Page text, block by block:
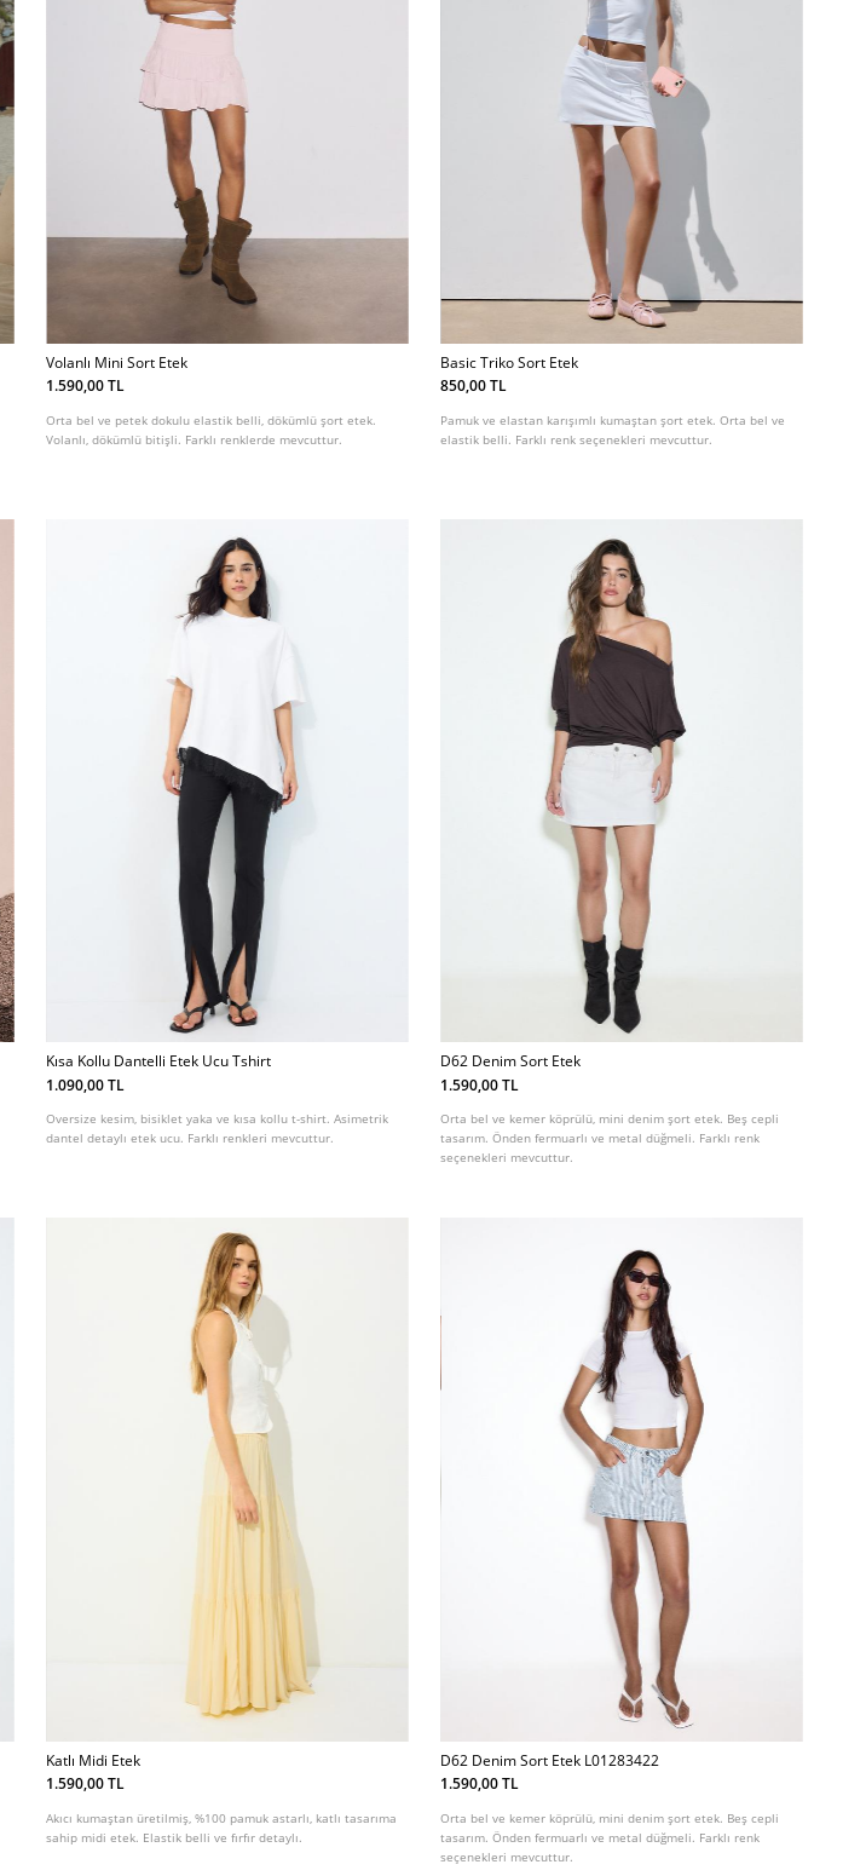
Volanlı Mini Sort Etek
1.590,00 TL
Orta bel ve petek dokulu elastik belli, dökümlü şort etek.
Volanlı, dökümlü bitişli. Farklı renklerde mevcuttur.
Basic Triko Sort Etek
850,00 TL
Pamuk ve elastan karışımlı kumaştan şort etek. Orta bel ve
elastik belli. Farklı renk seçenekleri mevcuttur.
Kısa Kollu Dantelli Etek Ucu Tshirt
1.090,00 TL
Oversize kesim, bisiklet yaka ve kısa kollu t-shirt. Asimetrik
dantel detaylı etek ucu. Farklı renkleri mevcuttur.
D62 Denim Sort Etek
1.590,00 TL
Orta bel ve kemer köprülü, mini denim şort etek. Beş cepli
tasarım. Önden fermuarlı ve metal düğmeli. Farklı renk
seçenekleri mevcuttur.
Katlı Midi Etek
1.590,00 TL
Akıcı kumaştan üretilmiş, %100 pamuk astarlı, katlı tasarıma
sahip midi etek. Elastik belli ve fırfır detaylı.
D62 Denim Sort Etek L01283422
1.590,00 TL
Orta bel ve kemer köprülü, mini denim şort etek. Beş cepli
tasarım. Önden fermuarlı ve metal düğmeli. Farklı renk
seçenekleri mevcuttur.